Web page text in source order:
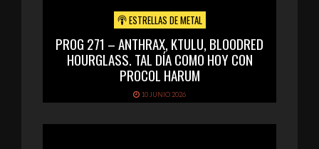
ESTRELLAS DE METAL
PROG 271 – ANTHRAX, KTULU, BLOODRED
HOURGLASS. TAL DÍA COMO HOY CON
PROCOL HARUM
10 JUNIO 2026